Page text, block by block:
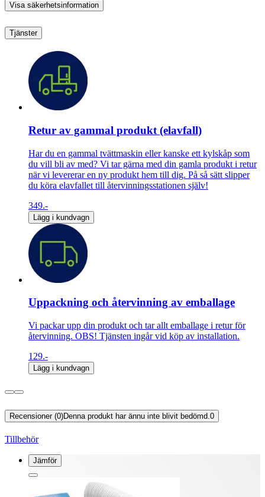
Visa säkerhetsinformation
Tjänster
Retur av gammal produkt (elavfall)
Har du en gammal tvättmaskin eller kanske ett kylskåp som
du vill bli av med? Vi tar gärna med din gamla produkt i retur
när vi levererar en ny produkt hem till dig. På så sätt slipper
du köra elavfallet till återvinningsstationen själv!
349.-
Lägg i kundvagn
Uppackning och återvinning av emballage
Vi packar upp din produkt och tar allt emballage i retur för
återvinning. OBS! Tjänsten ingår vid köp av installation.
129.-
Lägg i kundvagn
Recensioner (0)Denna produkt har ännu inte blivit bedömd.0
Tillbehör
Jämför